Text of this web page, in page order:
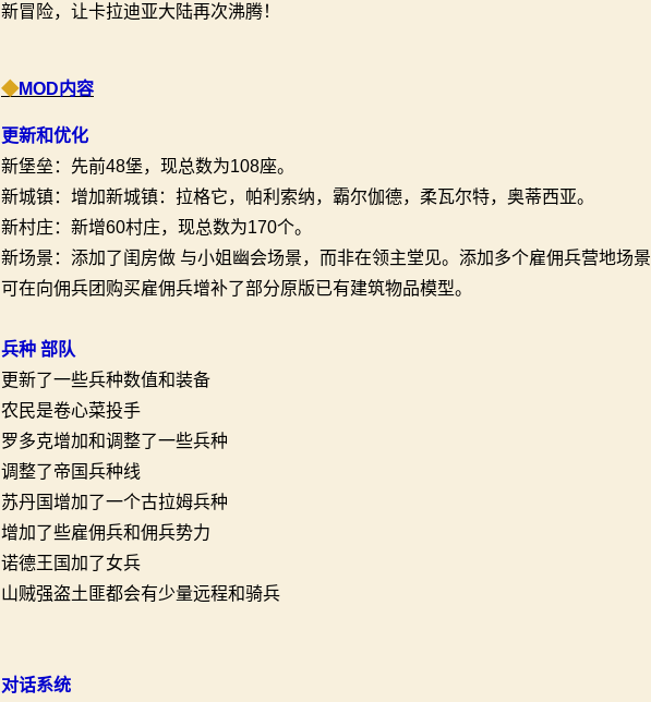
新冒险，让卡拉迪亚大陆再次沸腾！
◆MOD内容
更新和优化
新堡垒：先前48堡，现总数为108座。
新城镇：增加新城镇：拉格它，帕利索纳，霸尔伽德，柔瓦尔特，奥蒂西亚。
新村庄：新增60村庄，现总数为170个。
新场景：添加了闺房做 与小姐幽会场景，而非在领主堂见。添加多个雇佣兵营地场景
可在向佣兵团购买雇佣兵增补了部分原版已有建筑物品模型。
兵种 部队
更新了一些兵种数值和装备
农民是卷心菜投手
罗多克增加和调整了一些兵种
调整了帝国兵种线
苏丹国增加了一个古拉姆兵种
增加了些雇佣兵和佣兵势力
诺德王国加了女兵
山贼强盗土匪都会有少量远程和骑兵
对话系统